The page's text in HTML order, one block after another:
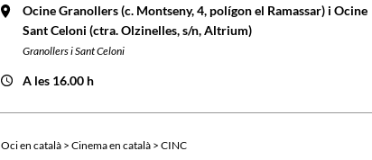
Ocine Granollers (c. Montseny, 4, polígon el Ramassar) i Ocine
Sant Celoni (ctra. Olzinelles, s/n, Altrium)
Granollers i Sant Celoni
A les 16.00 h
Oci en català > Cinema en català > CINC